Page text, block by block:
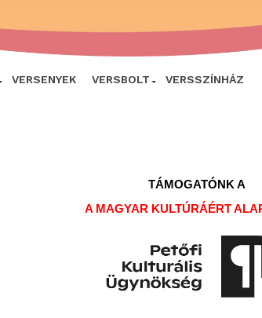
VERSENYEK VERSBOLT VERSSZÍNHÁZ
TÁMOGATÓNK A
A MAGYAR KULTÚRÁÉRT